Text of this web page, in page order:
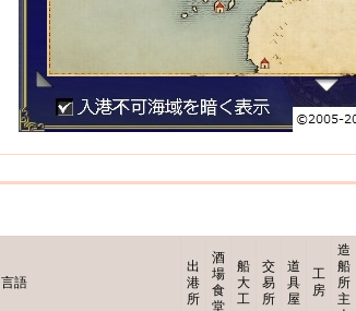
言語
出
港
所
酒
場
食
堂
船
大
工
交
易
所
道
具
屋
工
房
造
船
所
主